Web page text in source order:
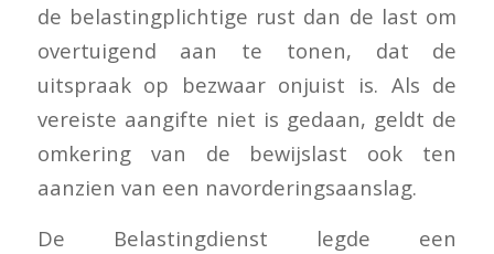
de belastingplichtige rust dan de last om
overtuigend aan te tonen, dat de
uitspraak op bezwaar onjuist is. Als de
vereiste aangifte niet is gedaan, geldt de
omkering van de bewijslast ook ten
aanzien van een navorderingsaanslag.
De Belastingdienst legde een